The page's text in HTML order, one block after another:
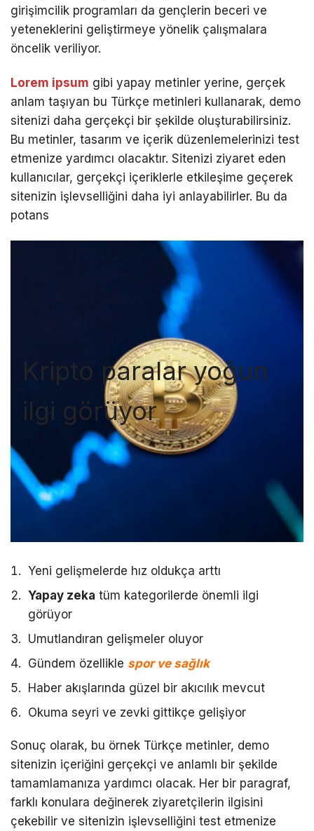
girişimcilik programları da gençlerin beceri ve
yeteneklerini geliştirmeye yönelik çalışmalara
öncelik veriliyor.
Lorem ipsum gibi yapay metinler yerine, gerçek
anlam taşıyan bu Türkçe metinleri kullanarak, demo
sitenizi daha gerçekçi bir şekilde oluşturabilirsiniz.
Bu metinler, tasarım ve içerik düzenlemelerinizi test
etmenize yardımcı olacaktır. Sitenizi ziyaret eden
kullanıcılar, gerçekçi içeriklerle etkileşime geçerek
sitenizin işlevselliğini daha iyi anlayabilirler. Bu da
potans
Kripto paralar yoğun
ilgi görüyor
Yeni gelişmelerde hız oldukça arttı
Yapay zeka tüm kategorilerde önemli ilgi
görüyor
Umutlandıran gelişmeler oluyor
Gündem özellikle spor ve sağlık
Haber akışlarında güzel bir akıcılık mevcut
Okuma seyri ve zevki gittikçe gelişiyor
Sonuç olarak, bu örnek Türkçe metinler, demo
sitenizin içeriğini gerçekçi ve anlamlı bir şekilde
tamamlamanıza yardımcı olacak. Her bir paragraf,
farklı konulara değinerek ziyaretçilerin ilgisini
çekebilir ve sitenizin işlevselliğini test etmenize